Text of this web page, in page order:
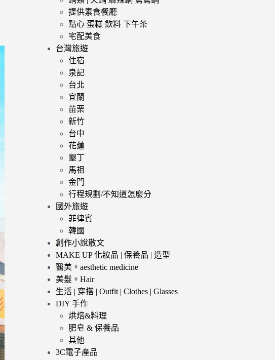
提供素食餐廳
點心 蛋糕 飲料 下午茶
宅配美食
台灣旅遊
住宿
泉記
台北
宜蘭
苗栗
新竹
台中
花蓮
墾丁
馬祖
金門
行程規劃/不知道怎麼分
國外旅遊
菲律賓
韓國
創作小說散文
MAKE UP 化妝品 | 保養品 | 造型
醫美。aesthetic medicine
美髮。Hair
生活 | 穿搭 | Outfit | Clothes | Glasses
DIY 手作
烘焙&料理
肥皂 & 保養品
其他
3C電子產品